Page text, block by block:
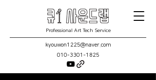
Professional Art Tech Service
kyouwon1225@naver.com
010-3301-1825